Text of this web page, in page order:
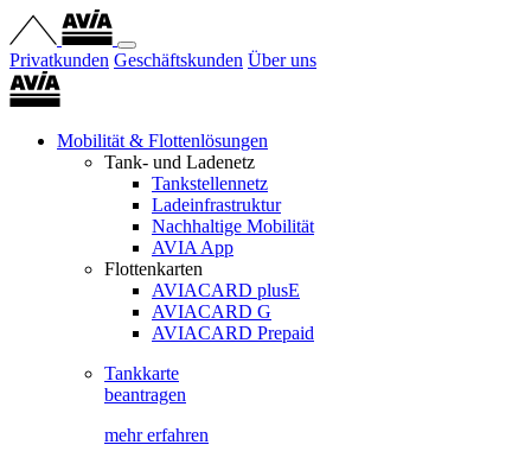
Privatkunden Geschäftskunden Über uns
Mobilität & Flottenlösungen
Tank- und Ladenetz
Tankstellennetz
Ladeinfrastruktur
Nachhaltige Mobilität
AVIA App
Flottenkarten
AVIACARD plusE
AVIACARD G
AVIACARD Prepaid
Tankkarte
beantragen
mehr erfahren